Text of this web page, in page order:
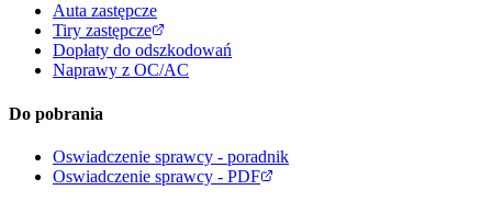
Auta zastępcze
Tiry zastępcze
Dopłaty do odszkodowań
Naprawy z OC/AC
Do pobrania
Oswiadczenie sprawcy - poradnik
Oswiadczenie sprawcy - PDF